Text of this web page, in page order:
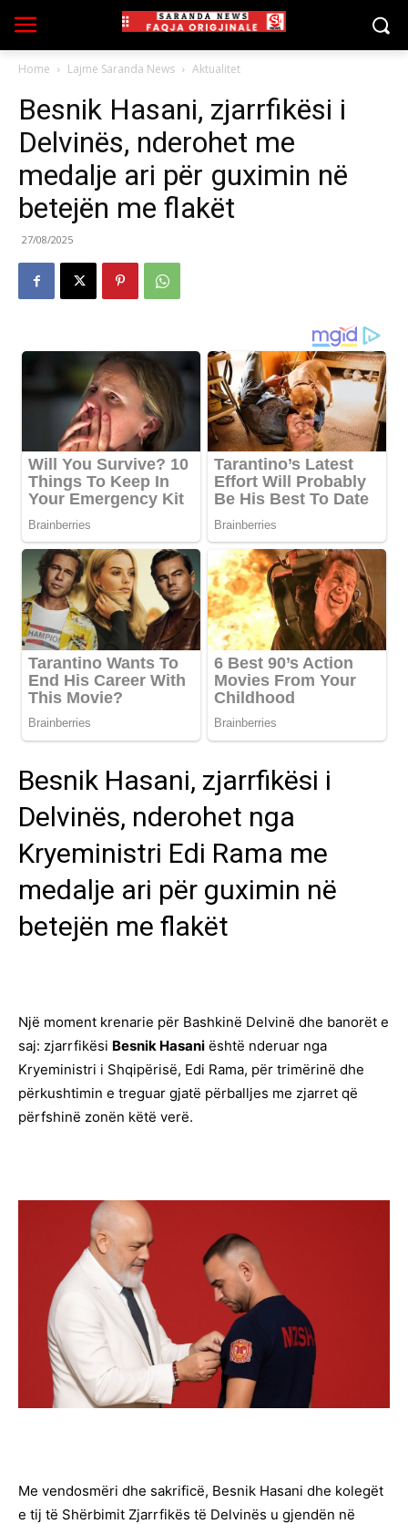
Home Lajme Saranda News Aktualitet
Besnik Hasani, zjarrfikësi i
Delvinës, nderohet me
medalje ari për guximin në
betejën me flakët
27/08/2025
Besnik Hasani, zjarrfikësi i
Delvinës, nderohet nga
Kryeministri Edi Rama me
medalje ari për guximin në
betejën me flakët
Një moment krenarie për Bashkinë Delvinë dhe banorët e
saj: zjarrfikësi Besnik Hasani është nderuar nga
Kryeministri i Shqipërisë, Edi Rama, për trimërinë dhe
përkushtimin e treguar gjatë përballjes me zjarret që
përfshinë zonën këtë verë.
Me vendosmëri dhe sakrificë, Besnik Hasani dhe kolegët
e tij të Shërbimit Zjarrfikës të Delvinës u gjendën në